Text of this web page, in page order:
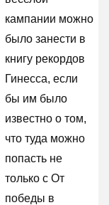
кампании можно
было занести в
книгу рекордов
Гинесса, если
бы им было
известно о том,
что туда можно
попасть не
только с От
победы в